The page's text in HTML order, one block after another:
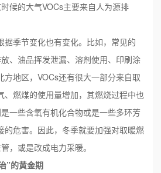
候的大气VOCs主要来自人为源排
据季节变化也有变化。比如，常见的
、油品挥发泄漏、溶剂使用、印刷涂
方地区，VOCs还有很大一部分来自取
、燃煤的使用量增加，其燃烧过程中也
一些含氧有机化合物或是一些多环芳
的危害。因此，冬季就要加强对取暖燃
，或是改成电力采暖。
”的黄金期